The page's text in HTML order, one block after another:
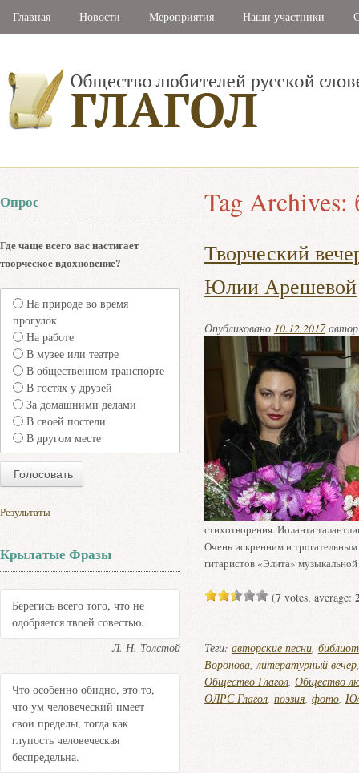
Главная Новости Мероприятия Наши участники
Tag Archives:
Творческий
Юлии Арешевой
Опубликовано 10.12.2017
стихотворения. Иоланта
Очень искренним и
гитаристов «Элита»
(7votes, average:
Теги: авторские песни,
Воронова,литературный вечер
Общество Глагол, Общество
ОЛРС Глагол, поэзия, фото,
Опрос
Где чаще всего вас настигает
творческое вдохновение?
На природе во время
прогулок
На работе
В музее или театре
В общественном транспорте
В гостях у друзей
За домашними делами
В своей постели
В другом месте
Результаты
Крылатые Фразы
Берегись всего того, что не
одобряется твоей совестью.
Л. Н. Толстой
Что особенно обидно, это то,
что ум человеческий имеет
свои пределы, тогда как
глупость человеческая
беспредельна.